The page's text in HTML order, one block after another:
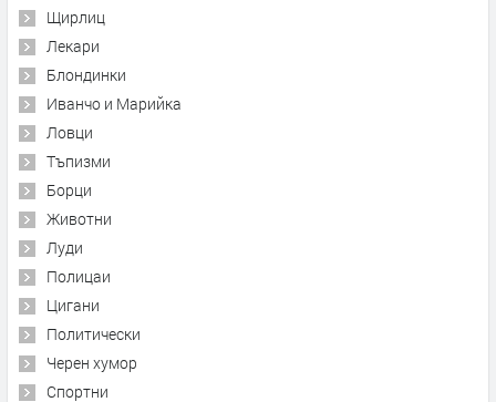
Щирлиц
Лекари
Блондинки
Иванчо и Марийка
Ловци
Тъпизми
Борци
Животни
Луди
Полицаи
Цигани
Политически
Черен хумор
Спортни